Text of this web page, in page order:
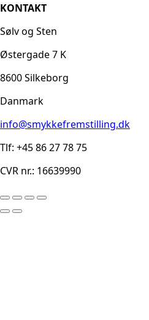
KONTAKT
Sølv og Sten
Østergade 7 K
8600 Silkeborg
Danmark
info@smykkefremstilling.dk
Tlf: +45 86 27 78 75
CVR nr.: 16639990